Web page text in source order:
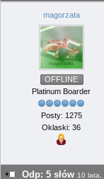
magorzata
OFFLINE
Platinum Boarder
Posty: 1275
Oklaski: 36
Odp: 5 słów 10 lata,